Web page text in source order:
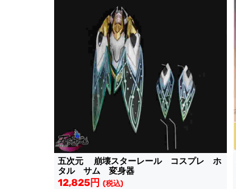
五次元 崩壊スターレール コスプレ ホ
タル サム 変身器
12,825円 (税込)